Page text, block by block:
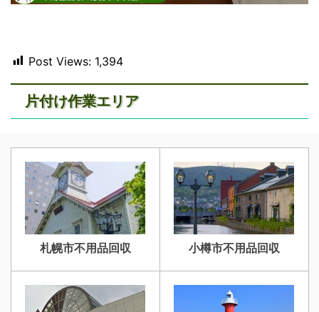
Post Views: 1,394
片付け作業エリア
札幌市不用品回収 小樽市不用品回収